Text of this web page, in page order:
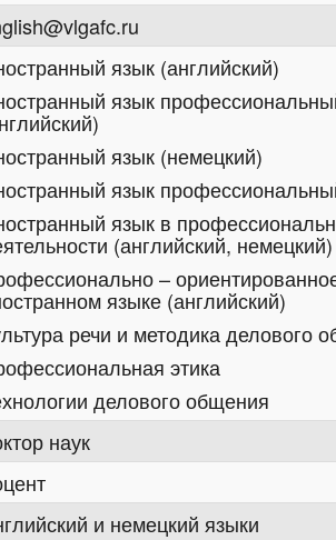
язык (английский)
язык
язык (немецкий)
язык
язык в
(английский, немецкий)
–
языке (английский)
речи и методика делового
этика
делового общения
наук
и немецкий языки